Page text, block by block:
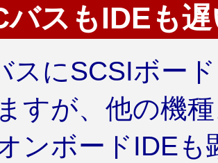
スもIDEも遅
にSCSIボー
すが、他の機
ンボードIDEも